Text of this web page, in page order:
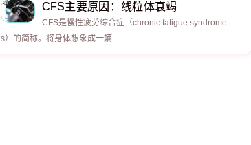
CFS主要原因：线粒体衰竭
CFS是慢性疲劳综合症（chronic fatigue syndrome
s）的简称。将身体想象成一辆.